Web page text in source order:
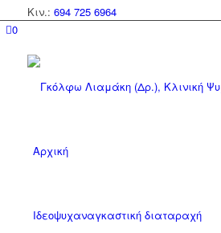
Κιν.: 694 725 6964
0
Αρχική
Ιδεοψυχαναγκαστική διαταραχή